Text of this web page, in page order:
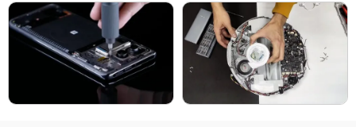
надежности.
Независимо от выбора, мы гарантируем высокое качество каждой
детали, будь то оригинальные компоненты или надежные аналоги
от проверенных производителей.
Для начала ремонта позвоните по телефону + или оставьте
Заявку на сайте. Наш специалист свяжется с вами в течение